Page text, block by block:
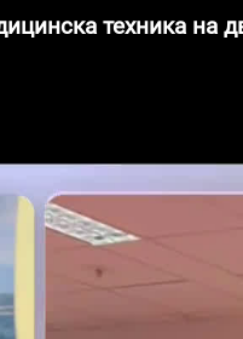
техника на